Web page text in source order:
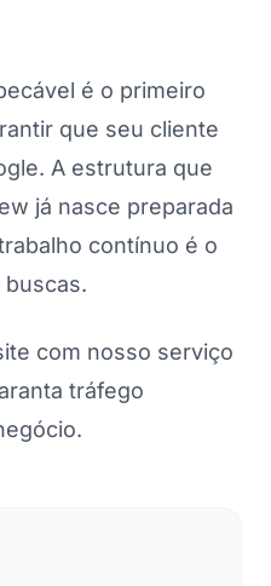
é o primeiro
que seu cliente
A estrutura que
já nasce preparada
contínuo é o
com nosso serviço
tráfego